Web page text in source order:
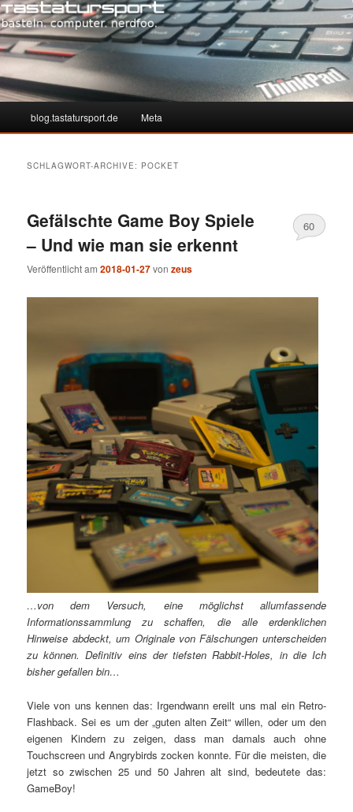
Zum
Zum
wechseln
blog.tastatursport.de Meta
SCHLAGWORT-ARCHIVE: POCKET
Gefälschte Game Boy Spiele
– Und wie man sie erkennt
Veröffentlicht am2018-01-27vonzeus
60
…von dem Versuch, eine möglichst allumfassende
Informationssammlung zu schaffen, die alle erdenklichen
Hinweise abdeckt, um Originale von Fälschungen unterscheiden
zu können. Definitiv eins der tiefsten Rabbit-Holes, in die Ich
bisher gefallen bin…
Viele von uns kennen das: Irgendwann ereilt uns mal ein Retro-
Flashback. Sei es um der „guten alten Zeit“ willen, oder um den
eigenen Kindern zu zeigen, dass man damals auch ohne
Touchscreen und Angrybirds zocken konnte. Für die meisten, die
jetzt so zwischen 25 und 50 Jahren alt sind, bedeutete das:
GameBoy!